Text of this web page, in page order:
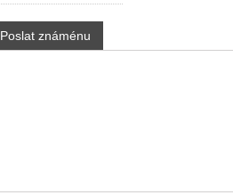
Poslat známénu